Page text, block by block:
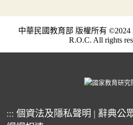
中華民國教育部 版權所有 ©2024
R.O.C. All rights
::: 個資法及隱私聲明 | 辭典公